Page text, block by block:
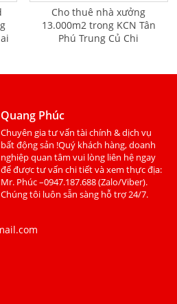
Cho thuê nhà xưởng
13.000m2 trong KCN Tân
Phú Trung Củ Chi
Quang Phúc
Chuyên gia tư vấn tài chính & dịch vụ
bất động sản !Quý khách hàng, doanh
nghiệp quan tâm vui lòng liên hệ ngay
để được tư vấn chi tiết và xem thực địa:
Mr. Phúc –0947.187.688 (Zalo/Viber).
Chúng tôi luôn sẵn sàng hỗ trợ 24/7.